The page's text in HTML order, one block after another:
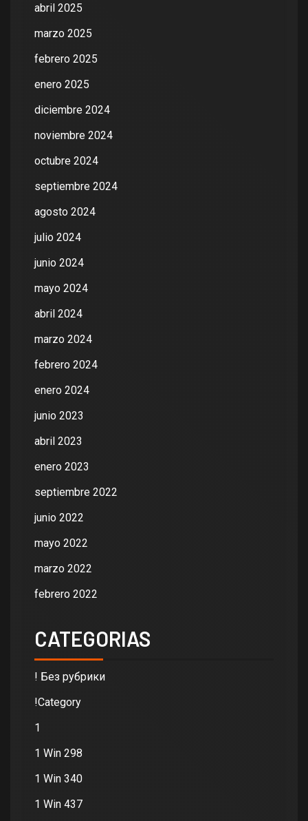
abril 2025
marzo 2025
febrero 2025
enero 2025
diciembre 2024
noviembre 2024
octubre 2024
septiembre 2024
agosto 2024
julio 2024
junio 2024
mayo 2024
abril 2024
marzo 2024
febrero 2024
enero 2024
junio 2023
abril 2023
enero 2023
septiembre 2022
junio 2022
mayo 2022
marzo 2022
febrero 2022
CATEGORIAS
! Без рубрики
!Category
1
1 Win 298
1 Win 340
1 Win 437